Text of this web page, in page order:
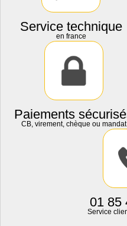
Service technique
en france
Paiements
CB, virement, chèque ou mandat
01 85
Service